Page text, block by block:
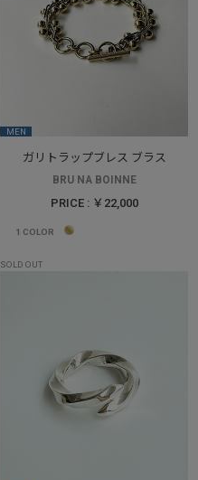
MEN
ガリトラップブレス ブラス
BRU NA BOINNE
PRICE : ￥22,000
1 COLOR
SOLD OUT